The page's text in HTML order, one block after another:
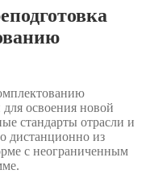
освоения новой
стандарты отрасли и
дистанционно из
с неограниченным